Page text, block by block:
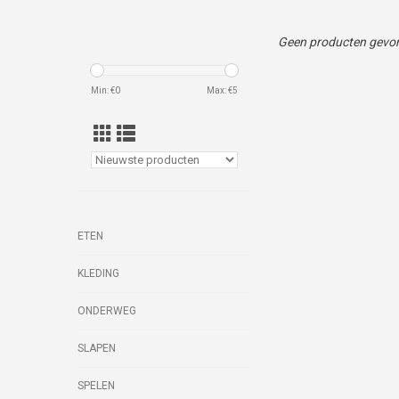
Min: €0 Max: €5
ETEN
KLEDING
ONDERWEG
SLAPEN
SPELEN
Geen producten